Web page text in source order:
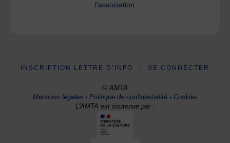
l'association
INSCRIPTION LETTRE D’INFO SE CONNECTER
© AMTA
Mentions légales -Politique de confidentialité- Cookies
L'AMTA est soutenue par :